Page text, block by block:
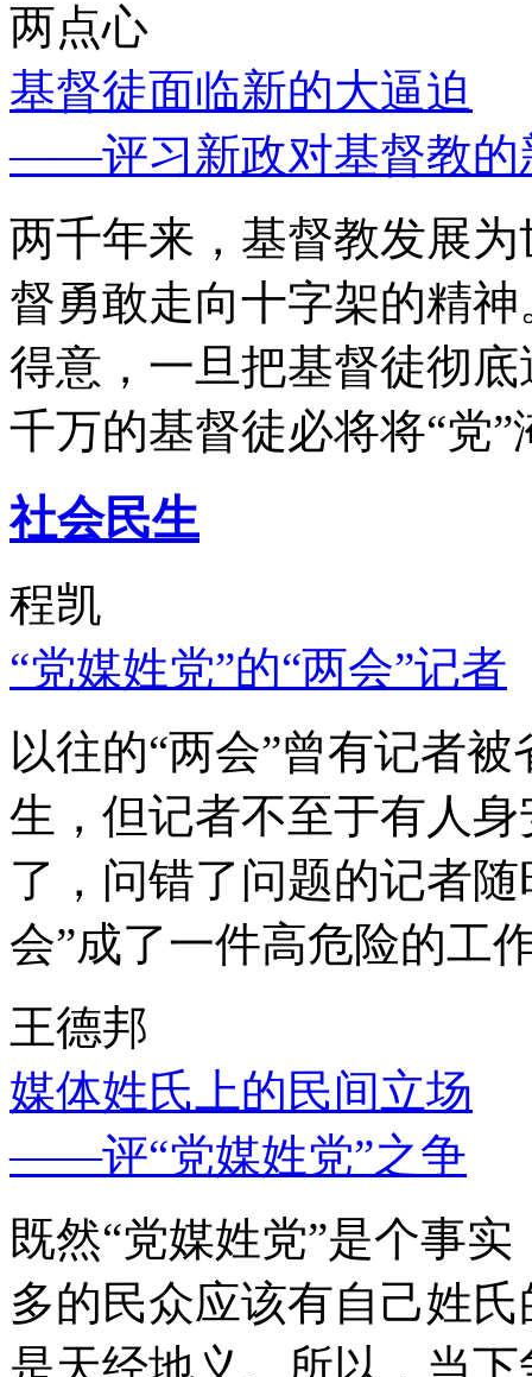
两点心
基督徒面临新的大逼迫
——评习新政对基督教的
两千年来，基督教发展
督勇敢走向十字架的精
得意，一旦把基督徒彻
千万的基督徒必将将“党”
社会民生
程凯
“党媒姓党”的“两会”记者
以往的“两会”曾有记者
生，但记者不至于有人
了，问错了问题的记者
会”成了一件高危险的工
王德邦
媒体姓氏上的民间立场
——评“党媒姓党”之争
既然“党媒姓党”是个事
多的民众应该有自己姓